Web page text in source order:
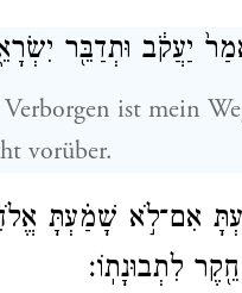
יַעֲקֹ֔ב וּתְדַבֵּ֖ר
ist mein
vorüber.
אִם־לֹ֣א שָׁמַ֗עְתָּ
חֵ֖קֶר לִתְבוּנָתֽוֹ׃